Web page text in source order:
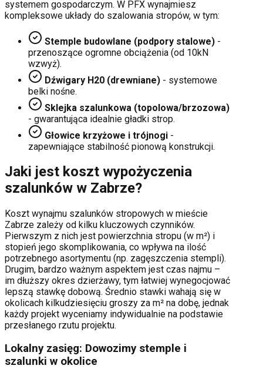
systemem gospodarczym. W PFX wynajmiesz
kompleksowe układy do szalowania stropów, w tym:
Stemple budowlane (podpory stalowe) -
przenoszące ogromne obciążenia (od 10kN
wzwyż).
Dźwigary H20 (drewniane) - systemowe
belki nośne.
Sklejka szalunkowa (topolowa/brzozowa)
- gwarantująca idealnie gładki strop.
Głowice krzyżowe i trójnogi -
zapewniające stabilność pionową konstrukcji.
Jaki jest koszt wypożyczenia
szalunków w Zabrze?
Koszt wynajmu szalunków stropowych w mieście
Zabrze zależy od kilku kluczowych czynników.
Pierwszym z nich jest powierzchnia stropu (w m²) i
stopień jego skomplikowania, co wpływa na ilość
potrzebnego asortymentu (np. zagęszczenia stempli).
Drugim, bardzo ważnym aspektem jest czas najmu –
im dłuższy okres dzierżawy, tym łatwiej wynegocjować
lepszą stawkę dobową. Średnio stawki wahają się w
okolicach kilkudziesięciu groszy za m² na dobę, jednak
każdy projekt wyceniamy indywidualnie na podstawie
przesłanego rzutu projektu.
Lokalny zasięg: Dowozimy stemple i
szalunki w okolice